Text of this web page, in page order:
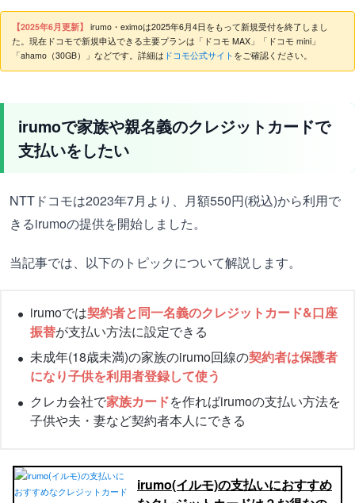
【2025年6月更新】 irumo・eximoは2025年6月4日をもって新規受付を終了しまし
た。現在ドコモで新規申込できる主要プランは「ドコモ MAX」「ドコモ mini」
「ahamo（30GB）」などです。詳細は ドコモ公式サイト をご確認ください。
irumoで家族や親名義のクレジットカードで
支払いをしたい
NTTドコモは2023年7月より、月額550円(税込)から利用で
きるirumoの提供を開始しました。
当記事では、以下のトピックについて解説します。
irumoでは契約者と同一名義のクレジットカード&口座
振替が支払い方法に設定できる
未成年(18歳未満)の家族のirumo回線の契約者は保護者
になり子供を利用者登録して使う
クレカ会社で家族カードを作ればirumoの支払い方法を
子供や夫・妻など契約者本人にできる
irumo(イルモ)の支払いにおすすめ